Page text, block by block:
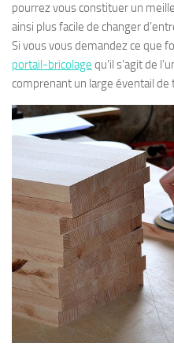
pourrez vous constituer un
ainsi plus facile de changer
Si vous vous demandez ce que
portail-bricolage qu’il s’agit de
comprenant un large éventail de